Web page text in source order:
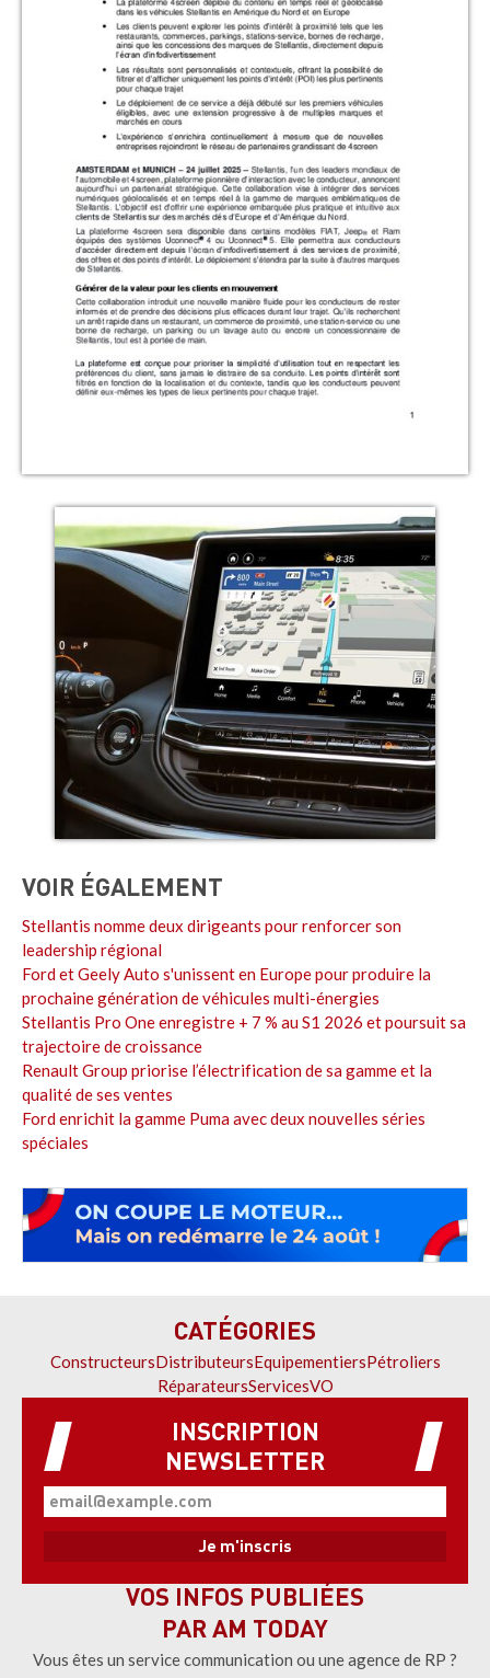
VOIR ÉGALEMENT
Stellantis nomme deux dirigeants pour renforcer son
leadership régional
Ford et Geely Auto s'unissent en Europe pour produire la
prochaine génération de véhicules multi-énergies
Stellantis Pro One enregistre + 7 % au S1 2026 et poursuit sa
trajectoire de croissance
Renault Group priorise l’électrification de sa gamme et la
qualité de ses ventes
Ford enrichit la gamme Puma avec deux nouvelles séries
spéciales
CATÉGORIES
ConstructeursDistributeursEquipementiersPétroliers
RéparateursServicesVO
INSCRIPTION
NEWSLETTER
VOS INFOS PUBLIÉES
PAR AM TODAY
Vous êtes un service communication ou une agence de RP ?